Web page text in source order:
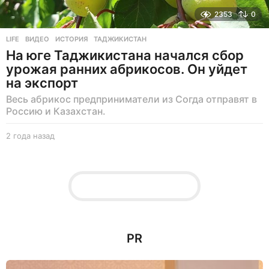
2353 0
LIFE ВИДЕО ,ИСТОРИЯ ,ТАДЖИКИСТАН
На юге Таджикистана начался сбор
урожая ранних абрикосов. Он уйдет
на экспорт
Весь абрикос предприниматели из Согда отправят в
Россию и Казахстан.
2 года назад